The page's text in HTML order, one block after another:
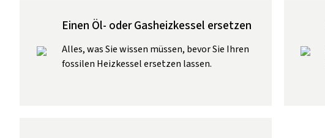
Einen Öl- oder Gasheizkessel ersetzen
Alles, was Sie wissen müssen, bevor Sie Ihren
fossilen Heizkessel ersetzen lassen.